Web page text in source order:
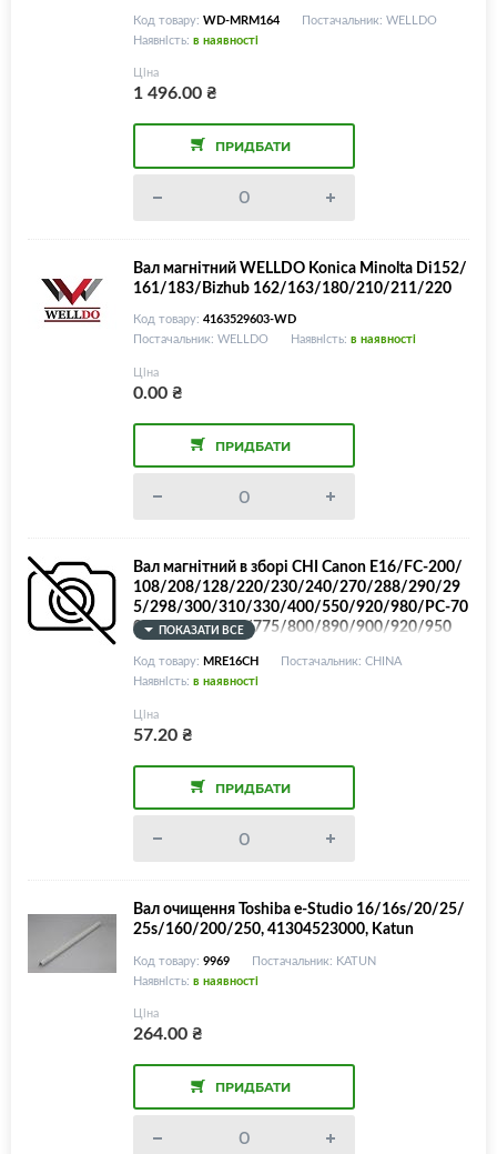
Код товару: WD-MRM164
Постачальник: WELLDO
Наявність: в наявності
Ціна
1 496.00₴
ПРИДБАТИ
Вал магнітний WELLDO Konica Minolta Di152/
161/183/Bizhub 162/163/180/210/211/220
Код товару: 4163529603-WD
Постачальник: WELLDO
Наявність: в наявності
Ціна
0.00₴
ПРИДБАТИ
Вал магнітний в зборі CHI Canon E16/FC-200/
108/208/128/220/230/240/270/288/290/29
5/298/300/310/330/400/550/920/980/PC-70
0/740/745/770/775/800/890/900/920/950
ПОКАЗАТИ ВСЕ
Код товару: MRE16CH
Постачальник: CHINA
Наявність: в наявності
Ціна
57.20₴
ПРИДБАТИ
Вал очищення Toshiba e-Studio 16/16s/20/25/
25s/160/200/250, 41304523000, Katun
Код товару: 9969
Постачальник: KATUN
Наявність: в наявності
Ціна
264.00₴
ПРИДБАТИ